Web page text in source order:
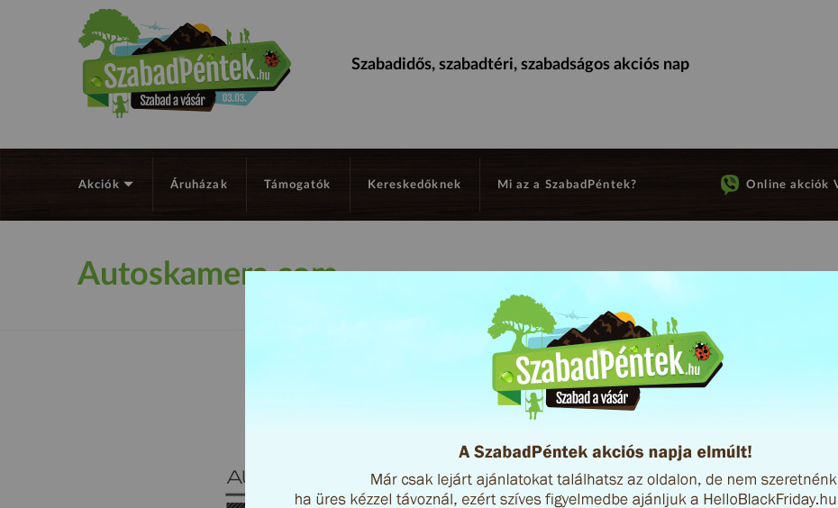
Szabadidős, szabadtéri, szabadságos akciós nap
Akciók Áruházak Támogatók Kereskedőknek Mi az a SzabadPéntek? Online akciók
Autoskamera.com
Megfizethető árú autós és fedélzeti
szemtanúkat találni. Ezt a
mint szemtanú. Fuvarozócégeknek
Kártyás fizetés:Igen